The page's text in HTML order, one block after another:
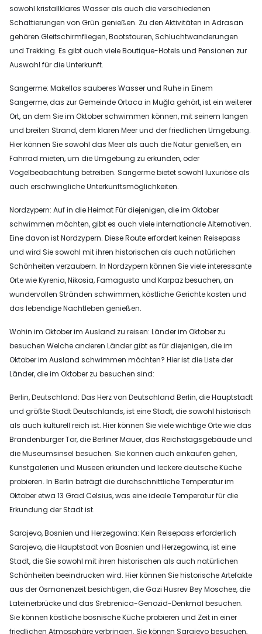
sowohl kristallklares Wasser als auch die verschiedenen
Schattierungen von Grün genießen. Zu den Aktivitäten in Adrasan
gehören Gleitschirmfliegen, Bootstouren, Schluchtwanderungen
und Trekking. Es gibt auch viele Boutique-Hotels und Pensionen zur
Auswahl für die Unterkunft.
Sarıgerme: Makellos sauberes Wasser und Ruhe in Einem
Sarıgerme, das zur Gemeinde Ortaca in Muğla gehört, ist ein weiterer
Ort, an dem Sie im Oktober schwimmen können, mit seinem langen
und breiten Strand, dem klaren Meer und der friedlichen Umgebung.
Hier können Sie sowohl das Meer als auch die Natur genießen, ein
Fahrrad mieten, um die Umgebung zu erkunden, oder
Vogelbeobachtung betreiben. Sarıgerme bietet sowohl luxuriöse als
auch erschwingliche Unterkunftsmöglichkeiten.
Nordzypern: Auf in die Heimat Für diejenigen, die im Oktober
schwimmen möchten, gibt es auch viele internationale Alternativen.
Eine davon ist Nordzypern. Diese Route erfordert keinen Reisepass
und wird Sie sowohl mit ihren historischen als auch natürlichen
Schönheiten verzaubern. In Nordzypern können Sie viele interessante
Orte wie Kyrenia, Nikosia, Famagusta und Karpaz besuchen, an
wundervollen Stränden schwimmen, köstliche Gerichte kosten und
das lebendige Nachtleben genießen.
Wohin im Oktober im Ausland zu reisen: Länder im Oktober zu
besuchen Welche anderen Länder gibt es für diejenigen, die im
Oktober im Ausland schwimmen möchten? Hier ist die Liste der
Länder, die im Oktober zu besuchen sind:
Berlin, Deutschland: Das Herz von Deutschland Berlin, die Hauptstadt
und größte Stadt Deutschlands, ist eine Stadt, die sowohl historisch
als auch kulturell reich ist. Hier können Sie viele wichtige Orte wie das
Brandenburger Tor, die Berliner Mauer, das Reichstagsgebäude und
die Museumsinsel besuchen. Sie können auch einkaufen gehen,
Kunstgalerien und Museen erkunden und leckere deutsche Küche
probieren. In Berlin beträgt die durchschnittliche Temperatur im
Oktober etwa 13 Grad Celsius, was eine ideale Temperatur für die
Erkundung der Stadt ist.
Sarajevo, Bosnien und Herzegowina: Kein Reisepass erforderlich
Sarajevo, die Hauptstadt von Bosnien und Herzegowina, ist eine
Stadt, die Sie sowohl mit ihren historischen als auch natürlichen
Schönheiten beeindrucken wird. Hier können Sie historische Artefakte
aus der Osmanenzeit besichtigen, die Gazi Husrev Bey Moschee, die
Lateinerbrücke und das Srebrenica-Genozid-Denkmal besuchen.
Sie können köstliche bosnische Küche probieren und Zeit in einer
friedlichen Atmosphäre verbringen. Sie können Sarajevo besuchen,